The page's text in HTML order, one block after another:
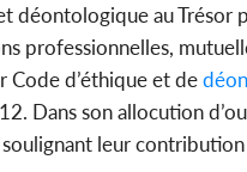
déontologique au Trésor
professionnelles,
Code d’éthique et de
Dans son allocution
leur contribution